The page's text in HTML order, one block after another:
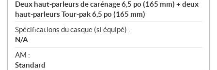
Deux haut-parleurs de carénage 6,5 po (165 mm) + deux
haut-parleurs Tour-pak 6,5 po (165 mm)
Spécifications du casque (si équipé) :
N/A
AM :
Standard